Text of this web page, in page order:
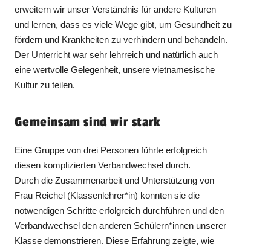
erweitern wir unser Verständnis für andere Kulturen
und lernen, dass es viele Wege gibt, um Gesundheit zu
fördern und Krankheiten zu verhindern und behandeln.
Der Unterricht war sehr lehrreich und natürlich auch
eine wertvolle Gelegenheit, unsere vietnamesische
Kultur zu teilen.
Gemeinsam sind wir stark
Eine Gruppe von drei Personen führte erfolgreich
diesen komplizierten Verbandwechsel durch.
Durch die Zusammenarbeit und Unterstützung von
Frau Reichel (Klassenlehrer*in) konnten sie die
notwendigen Schritte erfolgreich durchführen und den
Verbandwechsel den anderen Schülern*innen unserer
Klasse demonstrieren. Diese Erfahrung zeigte, wie